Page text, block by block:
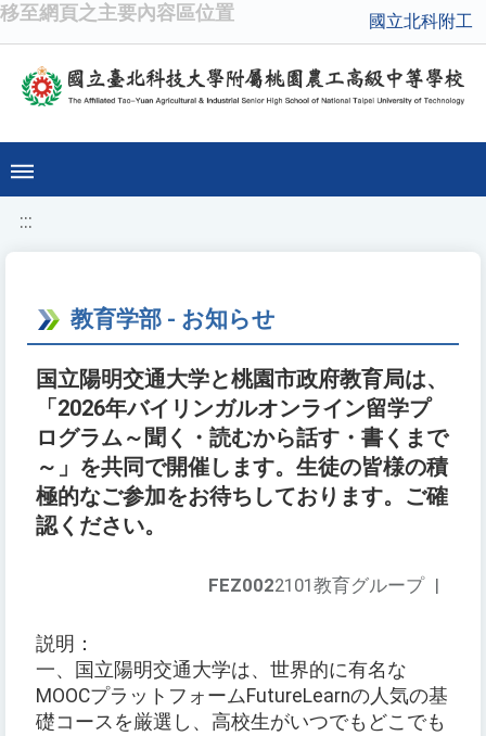
移至網頁之主要內容區位置 國立北科附工
:::
教育学部 - お知らせ
国立陽明交通大学と桃園市政府教育局は、
「2026年バイリンガルオンライン留学プ
ログラム～聞く・読むから話す・書くまで
～」を共同で開催します。生徒の皆様の積
極的なご参加をお待ちしております。ご確
認ください。
FEZ0022101教育グループ |
説明：
一、国立陽明交通大学は、世界的に有名な
MOOCプラットフォームFutureLearnの人気の基
礎コースを厳選し、高校生がいつでもどこでも